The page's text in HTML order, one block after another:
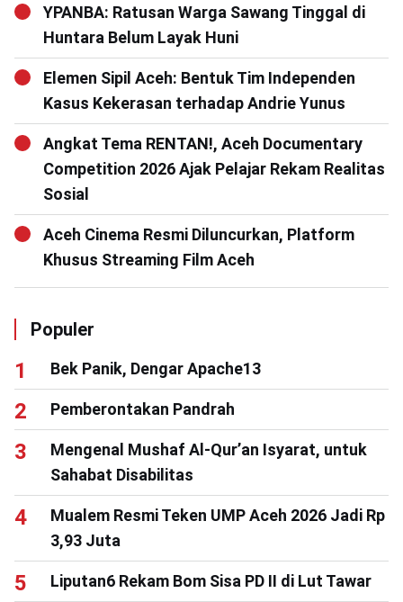
YPANBA: Ratusan Warga Sawang Tinggal di
Huntara Belum Layak Huni
Elemen Sipil Aceh: Bentuk Tim Independen
Kasus Kekerasan terhadap Andrie Yunus
Angkat Tema RENTAN!, Aceh Documentary
Competition 2026 Ajak Pelajar Rekam Realitas
Sosial
Aceh Cinema Resmi Diluncurkan, Platform
Khusus Streaming Film Aceh
Populer
Bek Panik, Dengar Apache13
Pemberontakan Pandrah
Mengenal Mushaf Al-Qur’an Isyarat, untuk
Sahabat Disabilitas
Mualem Resmi Teken UMP Aceh 2026 Jadi Rp
3,93 Juta
Liputan6 Rekam Bom Sisa PD II di Lut Tawar